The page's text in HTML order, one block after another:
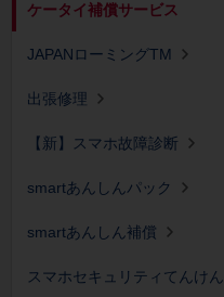
ケータイ補償サービス
JAPANローミングTM
出張修理
【新】スマホ故障診断
smartあんしんパック
smartあんしん補償
スマホセキュリティてんけん